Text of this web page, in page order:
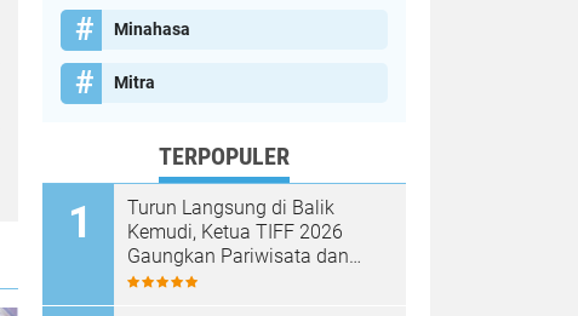
Minahasa
Mitra
TERPOPULER
Turun Langsung di Balik
Kemudi, Ketua TIFF 2026
Gaungkan Pariwisata dan
Penghijauan Tomohon